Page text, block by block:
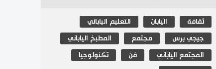
ثقافة اليابان التعليم الياباني
جيجي برس مجتمع المطبخ الياباني
المجتمع الياباني فن تكنولوجيا